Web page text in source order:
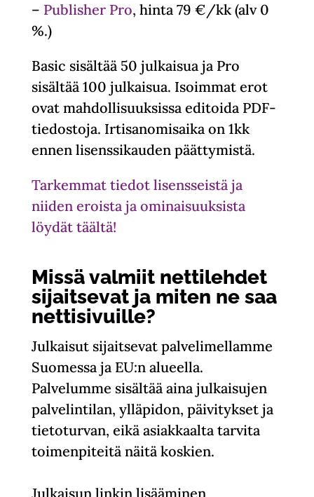
– Publisher Pro, hinta 79 €/kk (alv 0
%.)
Basic sisältää 50 julkaisua ja Pro
sisältää 100 julkaisua. Isoimmat erot
ovat mahdollisuuksissa editoida PDF-
tiedostoja. Irtisanomisaika on 1kk
ennen lisenssikauden päättymistä.
Tarkemmat tiedot lisensseistä ja
niiden eroista ja ominaisuuksista
löydät täältä!
Missä valmiit nettilehdet
sijaitsevat ja miten ne saa
nettisivuille?
Julkaisut sijaitsevat palvelimellamme
Suomessa ja EU:n alueella.
Palvelumme sisältää aina julkaisujen
palvelintilan, ylläpidon, päivitykset ja
tietoturvan, eikä asiakkaalta tarvita
toimenpiteitä näitä koskien.
Julkaisun linkin lisääminen